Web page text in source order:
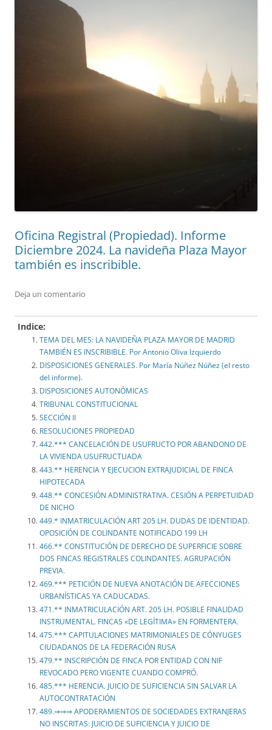
Oficina Registral (Propiedad). Informe
Diciembre 2024. La navideña Plaza Mayor
también es inscribible.
Deja un comentario
Indice:
TEMA DEL MES: LA NAVIDEÑA PLAZA MAYOR DE MADRID
TAMBIÉN ES INSCRIBIBLE. Por Antonio Oliva Izquierdo
DISPOSICIONES GENERALES. Por María Núñez Núñez (el resto
del informe).
DISPOSICIONES AUTONÓMICAS
TRIBUNAL CONSTITUCIONAL
SECCIÓN II
RESOLUCIONES PROPIEDAD
442.*** CANCELACIÓN DE USUFRUCTO POR ABANDONO DE
LA VIVIENDA USUFRUCTUADA
443.** HERENCIA Y EJECUCION EXTRAJUDICIAL DE FINCA
HIPOTECADA
448.** CONCESIÓN ADMINISTRATIVA. CESIÓN A PERPETUIDAD
DE NICHO
449.* INMATRICULACIÓN ART 205 LH. DUDAS DE IDENTIDAD.
OPOSICIÓN DE COLINDANTE NOTIFICADO 199 LH
466.** CONSTITUCIÓN DE DERECHO DE SUPERFICIE SOBRE
DOS FINCAS REGISTRALES COLINDANTES. AGRUPACIÓN
PREVIA.
469.*** PETICIÓN DE NUEVA ANOTACIÓN DE AFECCIONES
URBANÍSTICAS YA CADUCADAS.
471.** INMATRICULACIÓN ART. 205 LH. POSIBLE FINALIDAD
INSTRUMENTAL. FINCAS «DE LEGÍTIMA» EN FORMENTERA.
475.*** CAPITULACIONES MATRIMONIALES DE CÓNYUGES
CIUDADANOS DE LA FEDERACIÓN RUSA
479.** INSCRIPCIÓN DE FINCA POR ENTIDAD CON NIF
REVOCADO PERO VIGENTE CUANDO COMPRÓ.
485.*** HERENCIA. JUICIO DE SUFICIENCIA SIN SALVAR LA
AUTOCONTRATACIÓN
489.⇒⇒⇒ APODERAMIENTOS DE SOCIEDADES EXTRANJERAS
NO INSCRITAS: JUICIO DE SUFICIENCIA Y JUICIO DE